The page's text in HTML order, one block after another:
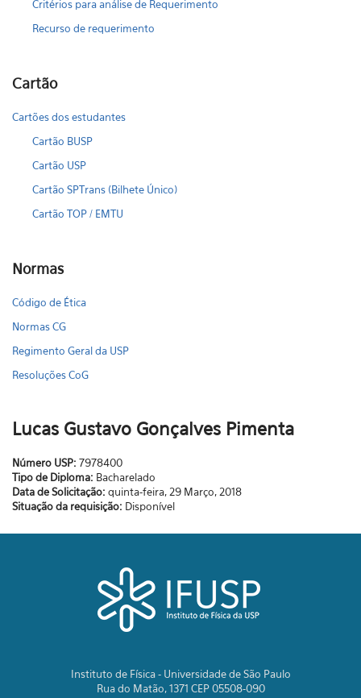
Critérios para análise de Requerimento
Recurso de requerimento
Cartão
Cartões dos estudantes
Cartão BUSP
Cartão USP
Cartão SPTrans (Bilhete Único)
Cartão TOP / EMTU
Normas
Código de Ética
Normas CG
Regimento Geral da USP
Resoluções CoG
Lucas Gustavo Gonçalves Pimenta
Número USP: 7978400
Tipo de Diploma: Bacharelado
Data de Solicitação: quinta-feira, 29 Março, 2018
Situação da requisição: Disponível
Instituto de Física - Universidade de São Paulo
Rua do Matão, 1371 CEP 05508-090